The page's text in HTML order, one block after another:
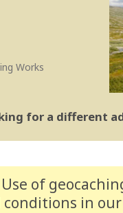
Works
for a different
of
in